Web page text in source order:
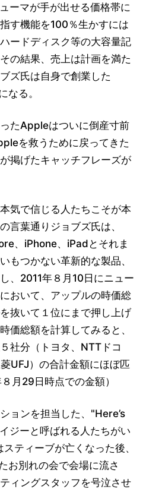
ーマが手が出せる価格帯に
す機能を100％生かすには
ードディスク等の大容量記
の結果、売上は計画を満た
ズ氏は自身で創業した
なる。
たAppleはついに倒産寸前
を救うために戻ってきた
掲げたキャッチフレーズが
気で信じる人たちこそが本
言葉通りジョブズ氏は、
、iPhone、iPadとそれま
もつかない革新的な製品、
、2011年８月10日にニュー
おいて、アップルの時価総
抜いて１位にまで押し上げ
価総額を計算してみると、
社分（トヨタ、NTTドコ
UFJ）の合計金額にほぼ匹
月29日時点での金額）
ョンを担当した、"Here’s
ジーと呼ばれる人たちがい
ティーブが亡くなった後、
お別れの会で会場に流さ
ィングスタッフを号泣させ